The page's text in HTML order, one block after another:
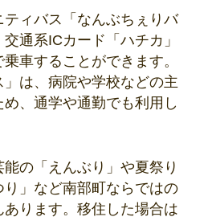
ィバス「なんぶちぇりバ
通系ICカード「ハチカ」
車することができます。
」は、病院や学校などの主
、通学や通勤でも利用し
の「えんぶり」や夏祭り
」など南部町ならではの
ります。移住した場合は